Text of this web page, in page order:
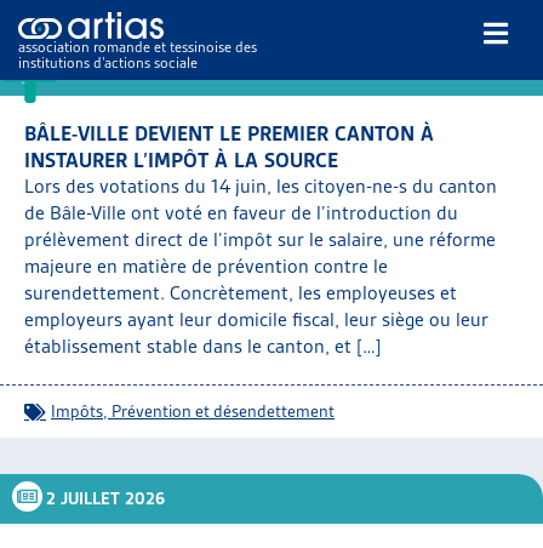
association romande et tessinoise des
institutions d’actions sociale
NOS PUBLICATIONS
ARTICLES
GUIDE SOCIAL ROMAND
AUTRES
Articles
16 JUILLET 2026
BÂLE-VILLE DEVIENT LE PREMIER CANTON À
INSTAURER L’IMPÔT À LA SOURCE
Lors des votations du 14 juin, les citoyen-ne-s du canton
de Bâle-Ville ont voté en faveur de l’introduction du
prélèvement direct de l’impôt sur le salaire, une réforme
majeure en matière de prévention contre le
surendettement. Concrètement, les employeuses et
employeurs ayant leur domicile fiscal, leur siège ou leur
établissement stable dans le canton, et […]
Impôts Prévention et désendettement
2 JUILLET 2026